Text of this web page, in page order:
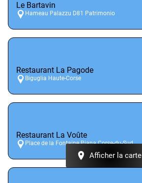
Le Bartavin
Hameau Palazzu D81 Patrimonio
Restaurant La Pagode
Biguglia Haute-Corse
Restaurant La Voûte
Place de la Fontaine Piana Corse-du-Sud
Afficher la carte